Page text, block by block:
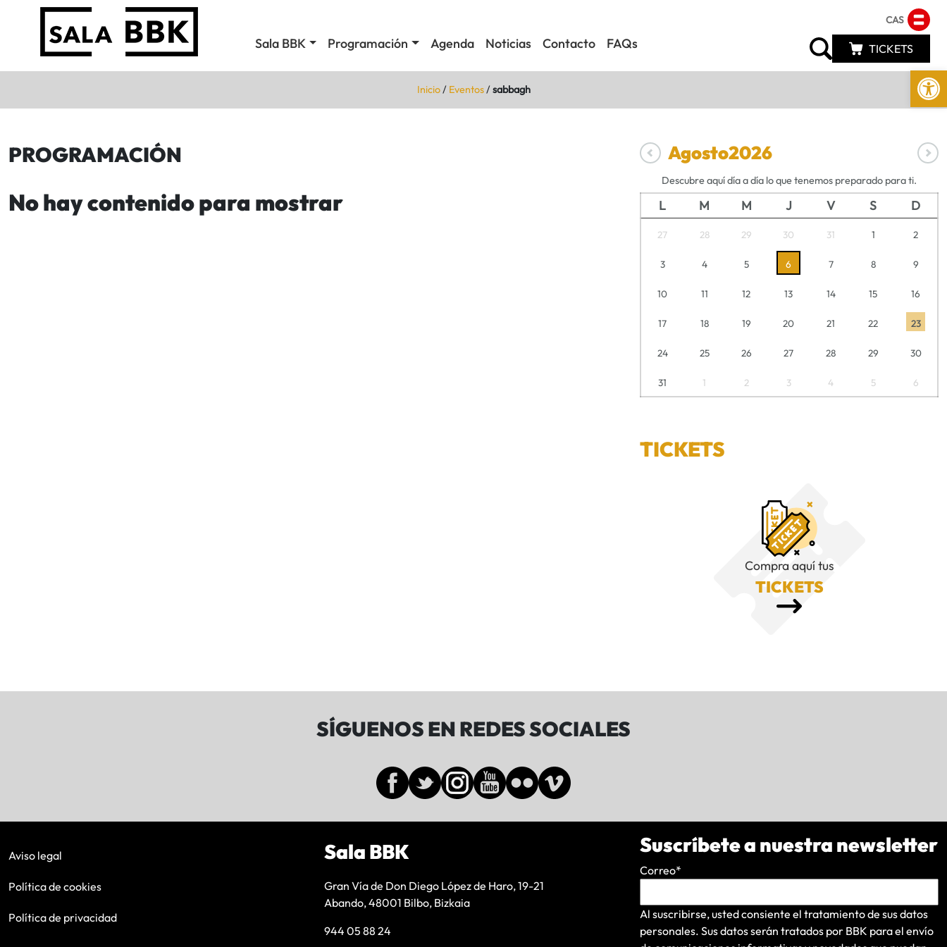
Abrir
Sala BBK Programación Agenda Noticias Contacto FAQs
CAS
TICKETS
Inicio/ Eventos/sabbagh
PROGRAMACIÓN
No hay contenido para mostrar
Agosto2026
Descubre aquí día a día lo que tenemos preparado para ti.
L M M J V S D
27 28 29 30 31 1 2
3 4 5 6 7 8 9
10 11 12 13 14 15 16
17 18 19 20 21 22 23
24 25 26 27 28 29 30
31 1 2 3 4 5 6
TICKETS
Compra aquí tus
TICKETS
SÍGUENOS EN REDES SOCIALES
Aviso legal
Política de cookies
Política de privacidad
Sala BBK
Gran Vía de Don Diego López de Haro, 19-21
Abando, 48001 Bilbo, Bizkaia
944 05 88 24
Suscríbete a nuestra newsletter
Correo*
Al suscribirse, usted consiente el tratamiento de sus datos
personales. Sus datos serán tratados por BBK para el envío